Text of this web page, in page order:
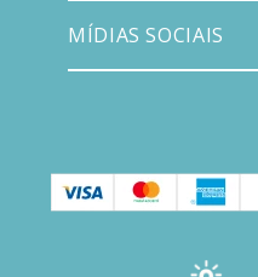
MÍDIAS SOCIAIS